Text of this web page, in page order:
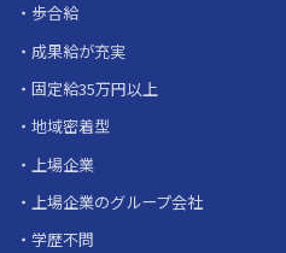
歩合給
成果給が充実
固定給35万円以上
地域密着型
上場企業
上場企業のグループ会社
学歴不問